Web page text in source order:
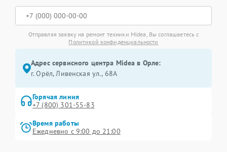
Отправляя заявку на ремонт техники Midea, Вы соглашаетесь с
Политикой конфиденциальности
Адрес сервисного центра Midea в Орле:
г. Орёл, Ливенская ул., 68А
Горячая линия
+7 (800) 301-55-83
Время работы
Ежедневно с 9:00 до 21:00